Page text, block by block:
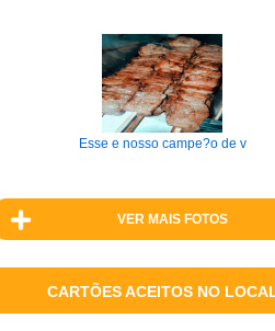
Esse e nosso campe?o de v
VER MAIS FOTOS
CARTÕES ACEITOS NO